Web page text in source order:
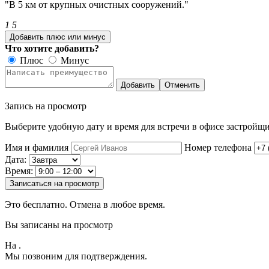
"В 5 км от крупных очистных сооружений."
1 5
Добавить плюс или минус
Что хотите добавить?
Плюс
Минус
Добавить Отменить
Запись на просмотр
Выберите удобную дату и время для встречи в офисе
Имя и фамилия
Номер телефона
Дата:
Время:
Записаться на просмотр
Это бесплатно. Отмена в любое время.
Вы записаны на просмотр
На .
Мы позвоним для подтверждения.